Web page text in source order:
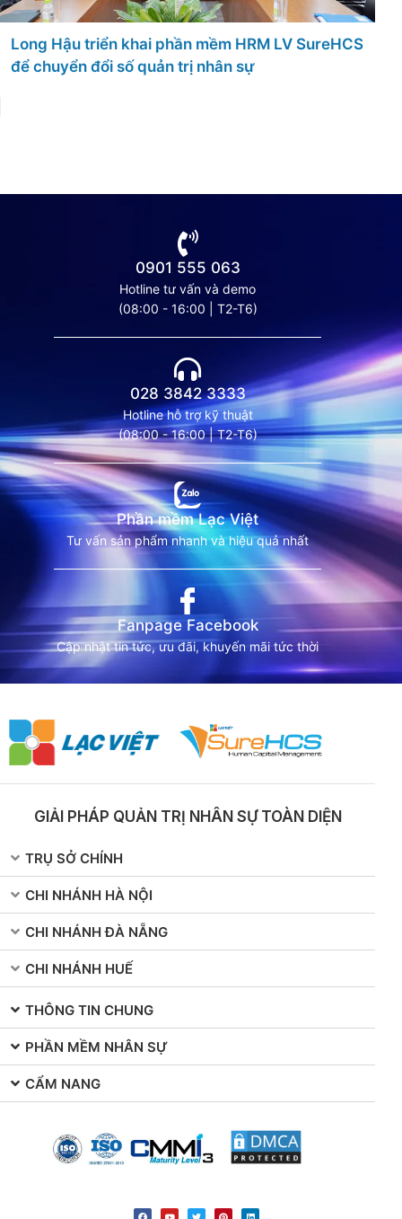
HRM LV SureHCS
sự
Takashimaya triển khai phần
0901 555 063
Hotline tư vấn và demo
(08:00 - 16:00 | T2-T6)
028 3842 3333
Hotline hỗ trợ kỹ thuật
(08:00 - 16:00 | T2-T6)
Phần mềm Lạc Việt
Tư vấn sản phẩm nhanh và hiệu quả nhất
Fanpage Facebook
Cập nhật tin tức, ưu đãi, khuyến mãi tức thời
GIẢI PHÁP QUẢN TRỊ NHÂN SỰ TOÀN DIỆN
TRỤ SỞ CHÍNH
CHI NHÁNH HÀ NỘI
CHI NHÁNH ĐÀ NẴNG
CHI NHÁNH HUẾ
THÔNG TIN CHUNG
PHẦN MỀM NHÂN SỰ
CẨM NANG